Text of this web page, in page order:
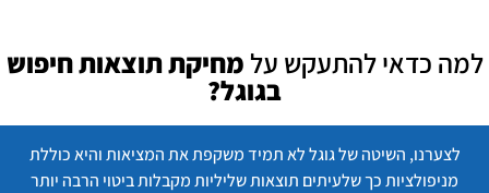
למה כדאי להתעקש עלמחיקת תוצאות חיפוש
בגוגל?
לצערנו, השיטה של גוגל לא תמיד משקפת את המציאות והיא כוללת
מניפולציות כך שלעיתים תוצאות שליליות מקבלות ביטוי הרבה יותר